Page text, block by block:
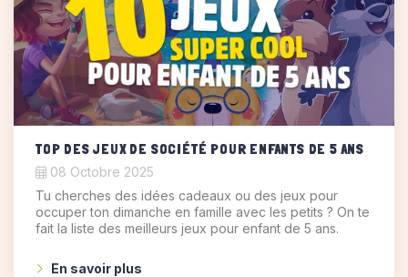
TOP DES JEUX DE SOCIÉTÉ POUR ENFANTS DE 5 ANS
08 Octobre 2025
Tu cherches des idées cadeaux ou des jeux pour
occuper ton dimanche en famille avec les petits ? On te
fait la liste des meilleurs jeux pour enfant de 5 ans.
En savoir plus